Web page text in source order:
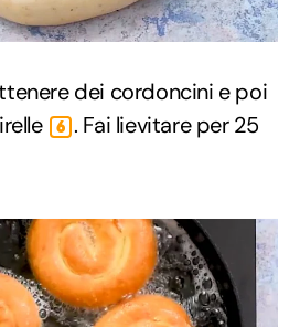
dei cordoncini e poi
6 . Fai lievitare per 25